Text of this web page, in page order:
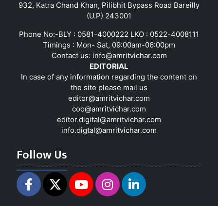
932, Katra Chand Khan, Pilibhit Bypass Road Bareilly
(U.P) 243001
Phone No:-BLY : 0581-4000222 LKO : 0522-4008111
Timings : Mon- Sat, 09:00am-06:00pm
Contact us: info@amritvichar.com
EDITORIAL
In case of any information regarding the content on
the site please mail us
editor@amritvichar.com
coo@amritvichar.com
editor.digital@amritvichar.com
info.digtal@amritvichar.com
Follow Us